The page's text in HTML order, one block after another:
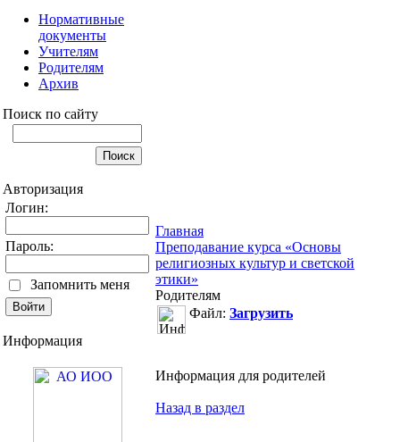
Нормативные
документы
Учителям
Родителям
Архив
Поиск по сайту
Авторизация
Логин:
Пароль:
Запомнить меня
Информация
Главная
Преподавание курса «Основы
религиозных культур и светской
этики»
Родителям
Файл: Загрузить
Информация для родителей
Назад в раздел